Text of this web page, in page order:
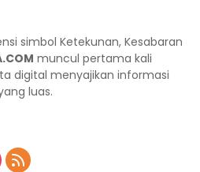
simbol Ketekunan, Kesabaran
muncul pertama kali
digital menyajikan informasi
luas.